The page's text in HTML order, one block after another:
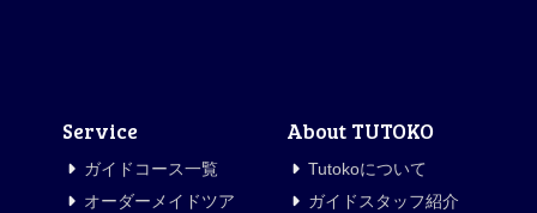
Service
ガイドコース一覧
オーダーメイドツア
About TUTOKO
Tutokoについて
ガイドスタッフ紹介